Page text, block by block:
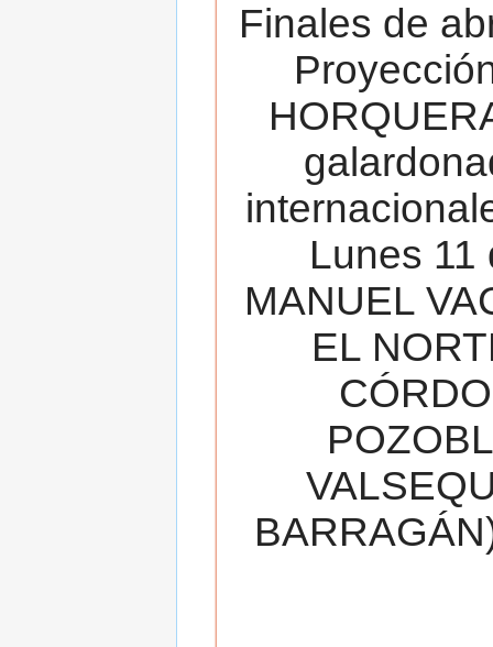
Finales de
Lunes 11
MANUEL
EL